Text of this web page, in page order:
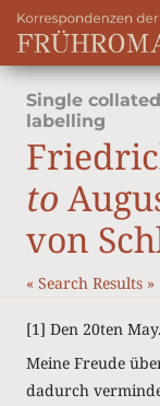
Single
labelling
to
von
« Search Results »
[1] Den 20ten May.
Meine Freude
dadurch